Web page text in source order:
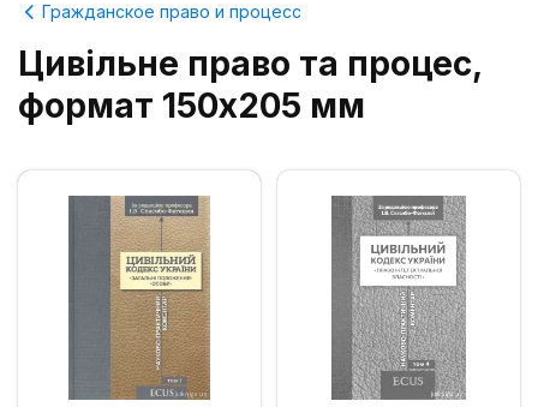
Гражданское право и процесс
Цивільне право та процес,
формат 150x205 мм